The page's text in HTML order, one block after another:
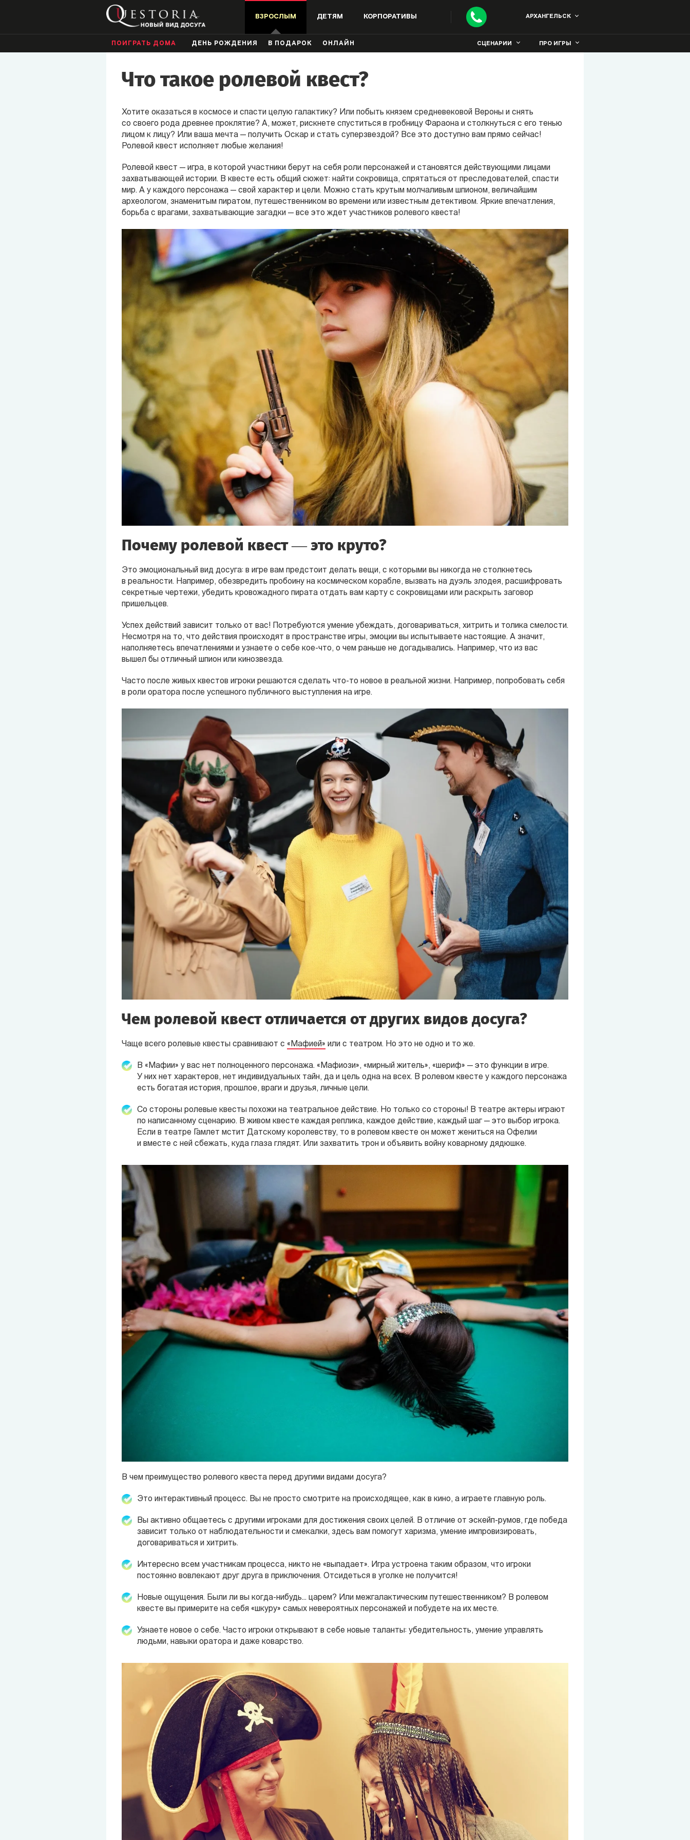
ВЗРОСЛЫМ ДЕТЯМ КОРПОРАТИВЫ АРХАНГЕЛЬСК
ПОИГРАТЬ ДОМА ДЕНЬ РОЖДЕНИЯ В ПОДАРОК ОНЛАЙН СЦЕНАРИИ ПРО ИГРЫ
Что такое ролевой квест?
Хотите оказаться в космосе и спасти целую галактику? Или побыть князем средневековой Вероны и снять
со своего рода древнее проклятие? А, может, рискнете спуститься в гробницу Фараона и столкнуться с его тенью
лицом к лицу? Или ваша мечта — получить Оскар и стать суперзвездой? Все это доступно вам прямо сейчас!
Ролевой квест исполняет любые желания!
Ролевой квест — игра, в которой участники берут на себя роли персонажей и становятся действующими лицами
захватывающей истории. В квесте есть общий сюжет: найти сокровища, спрятаться от преследователей, спасти
мир. А у каждого персонажа — свой характер и цели. Можно стать крутым молчаливым шпионом, величайшим
археологом, знаменитым пиратом, путешественником во времени или известным детективом. Яркие впечатления,
борьба с врагами, захватывающие загадки — все это ждет участников ролевого квеста!
Почему ролевой квест — это круто?
Это эмоциональный вид досуга: в игре вам предстоит делать вещи, с которыми вы никогда не столкнетесь
в реальности. Например, обезвредить пробоину на космическом корабле, вызвать на дуэль злодея, расшифровать
секретные чертежи, убедить кровожадного пирата отдать вам карту с сокровищами или раскрыть заговор
пришельцев.
Успех действий зависит только от вас! Потребуются умение убеждать, договариваться, хитрить и толика смелости.
Несмотря на то, что действия происходят в пространстве игры, эмоции вы испытываете настоящие. А значит,
наполняетесь впечатлениями и узнаете о себе кое-что, о чем раньше не догадывались. Например, что из вас
вышел бы отличный шпион или кинозвезда.
Часто после живых квестов игроки решаются сделать что-то новое в реальной жизни. Например, попробовать себя
в роли оратора после успешного публичного выступления на игре.
Чем ролевой квест отличается от других видов досуга?
Чаще всего ролевые квесты сравнивают с «Мафией» или с театром. Но это не одно и то же.
В «Мафии» у вас нет полноценного персонажа. «Мафиози», «мирный житель», «шериф» — это функции в игре.
У них нет характеров, нет индивидуальных тайн, да и цель одна на всех. В ролевом квесте у каждого персонажа
есть богатая история, прошлое, враги и друзья, личные цели.
Со стороны ролевые квесты похожи на театральное действие. Но только со стороны! В театре актеры играют
по написанному сценарию. В живом квесте каждая реплика, каждое действие, каждый шаг — это выбор игрока.
Если в театре Гамлет мстит Датскому королевству, то в ролевом квесте он может жениться на Офелии
и вместе с ней сбежать, куда глаза глядят. Или захватить трон и объявить войну коварному дядюшке.
В чем преимущество ролевого квеста перед другими видами досуга?
Это интерактивный процесс. Вы не просто смотрите на происходящее, как в кино, а играете главную роль.
Вы активно общаетесь с другими игроками для достижения своих целей. В отличие от эскейп-румов, где победа
зависит только от наблюдательности и смекалки, здесь вам помогут харизма, умение импровизировать,
договариваться и хитрить.
Интересно всем участникам процесса, никто не «выпадает». Игра устроена таким образом, что игроки
постоянно вовлекают друг друга в приключения. Отсидеться в уголке не получится!
Новые ощущения. Были ли вы когда-нибудь... царем? Или межгалактическим путешественником? В ролевом
квесте вы примерите на себя «шкуру» самых невероятных персонажей и побудете на их месте.
Узнаете новое о себе. Часто игроки открывают в себе новые таланты: убедительность, умение управлять
людьми, навыки оратора и даже коварство.